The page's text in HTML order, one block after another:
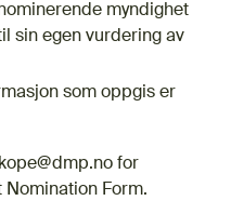
myndighet
sin egen vurdering av
som oppgis er
for
Form.